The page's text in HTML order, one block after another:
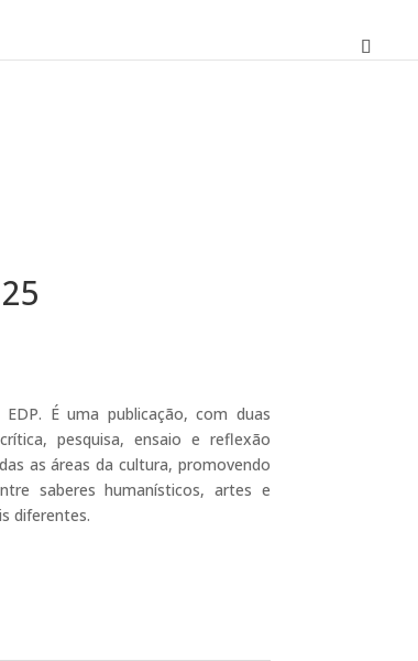
É uma publicação, com duas
pesquisa, ensaio e reflexão
as áreas da cultura, promovendo
saberes humanísticos, artes e
diferentes.